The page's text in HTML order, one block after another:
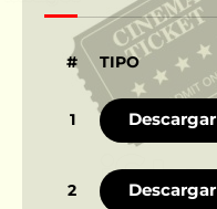
# TIPO
1 Descargar
2 Descargar